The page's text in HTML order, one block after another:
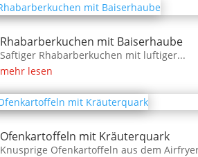
Rhabarberkuchen mit Baiserhaube
Saftiger Rhabarberkuchen mit luftiger...
mehr lesen
Ofenkartoffeln mit Kräuterquark
Knusprige Ofenkartoffeln aus dem